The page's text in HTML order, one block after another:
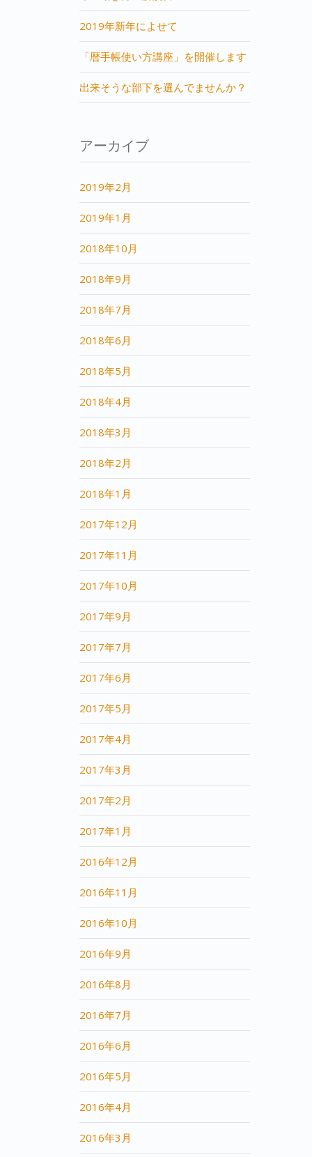
2019年新年によせて
「暦手帳使い方講座」を開催します
出来そうな部下を選んでませんか？
アーカイブ
2019年2月
2019年1月
2018年10月
2018年9月
2018年7月
2018年6月
2018年5月
2018年4月
2018年3月
2018年2月
2018年1月
2017年12月
2017年11月
2017年10月
2017年9月
2017年7月
2017年6月
2017年5月
2017年4月
2017年3月
2017年2月
2017年1月
2016年12月
2016年11月
2016年10月
2016年9月
2016年8月
2016年7月
2016年6月
2016年5月
2016年4月
2016年3月